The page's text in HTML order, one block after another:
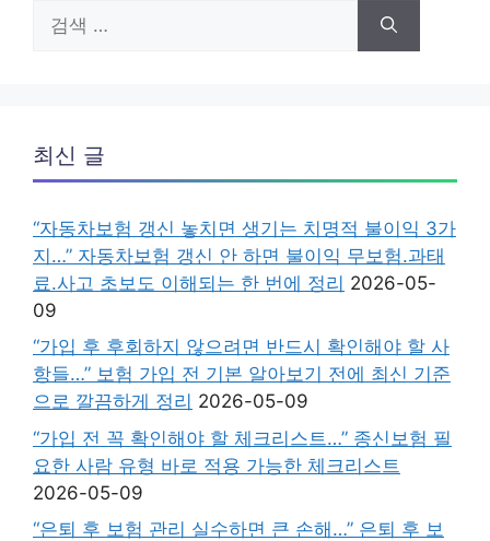
색:
최신 글
“자동차보험 갱신 놓치면 생기는 치명적 불이익 3가
지…” 자동차보험 갱신 안 하면 불이익 무보험.과태
료.사고 초보도 이해되는 한 번에 정리 2026-05-
09
“가입 후 후회하지 않으려면 반드시 확인해야 할 사
항들…” 보험 가입 전 기본 알아보기 전에 최신 기준
으로 깔끔하게 정리 2026-05-09
“가입 전 꼭 확인해야 할 체크리스트…” 종신보험 필
요한 사람 유형 바로 적용 가능한 체크리스트
2026-05-09
“은퇴 후 보험 관리 실수하면 큰 손해…” 은퇴 후 보